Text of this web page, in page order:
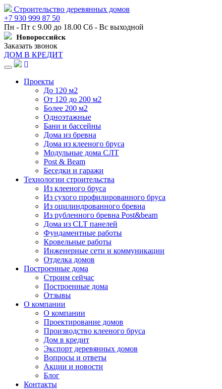
Строительство деревянных домов
+7 930 999 87 50
Пн - Пт с 9.00 до 18.00 Сб - Вс выходной
Новороссийск
Заказать звонок
ДОМ В КРЕДИТ
Навигация
Проекты
До 120 м2
От 120 до 200 м2
Более 200 м2
Одноэтажные
Бани и бассейны
Дома из бревна
Дома из клееного бруса
Модульные дома СЛТ
Post & Beam
Беседки и гаражи
Технологии строительства
Из клееного бруса
Из сухого профилированного бруса
Из оцилиндрованного бревна
Из рубленного бревна Post&beam
Дома из CLT панелей
Фундаментные работы
Кровельные работы
Инженерные сети и коммуникации
Отделка домов
Построенные дома
Строим сейчас
Построенные дома
Отзывы
О компании
О компании
Проектирование домов
Производство клееного бруса
Дом в кредит
Экспорт деревянных домов
Вопросы и ответы
Акции и новости
Блог
Контакты